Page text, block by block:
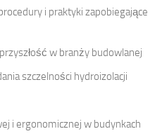
i praktyki zapobiegające
w branży budowlanej
szczelności hydroizolacji
i ergonomicznej w budynkach